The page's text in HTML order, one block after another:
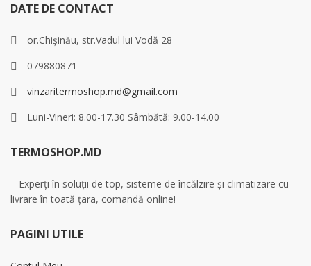
DATE DE CONTACT
or.Chișinău, str.Vadul lui Vodă 28
079880871
vinzaritermoshop.md@gmail.com
Luni-Vineri: 8.00-17.30 Sâmbătă: 9.00-14.00
TERMOSHOP.MD
– Experți în soluții de top, sisteme de încălzire și climatizare cu
livrare în toată țara, comandă online!
PAGINI UTILE